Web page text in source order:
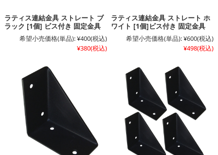
ラティス連結金具 ストレート ブ
ラック [1個] ビス付き 固定金具
希望小売価格(単品):¥400(税込)
¥380(税込)
ラティス連結金具 ストレート ホ
ワイト [1個]ビス付き 固定金具
希望小売価格(単品):¥600(税込)
¥498(税込)